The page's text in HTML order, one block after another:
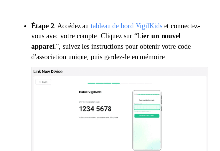
Étape 2. Accédez au tableau de bord VigilKids et connectez-
vous avec votre compte. Cliquez sur “Lier un nouvel
appareil”, suivez les instructions pour obtenir votre code
d'association unique, puis gardez-le en mémoire.